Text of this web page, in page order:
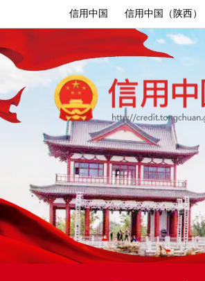
信用中国 信用中国（陕西）